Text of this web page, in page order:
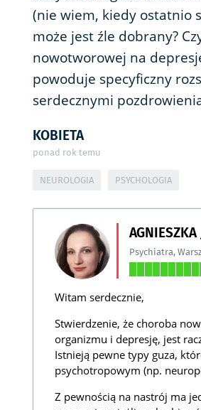
(nie wiem, kiedy ostatnio
może jest źle dobrany?
nowotworowej na
powoduje specyficzny
serdecznymi
KOBIETA
ponad rok temu
NEUROLOGIA PSYCHOLOGIA
Psychiatra,
Witam serdecznie,
Stwierdzenie, że choroba
organizmu i depresję, jest
Istnieją pewne typy guza,
psychotropowym (np.
Z pewnością na nastrój ma